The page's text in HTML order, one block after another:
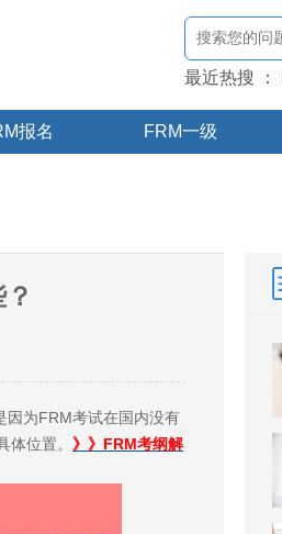
最近热搜 ：
报名 FRM一级
为FRM考试在国内没有
位置。 》》FRM考纲解